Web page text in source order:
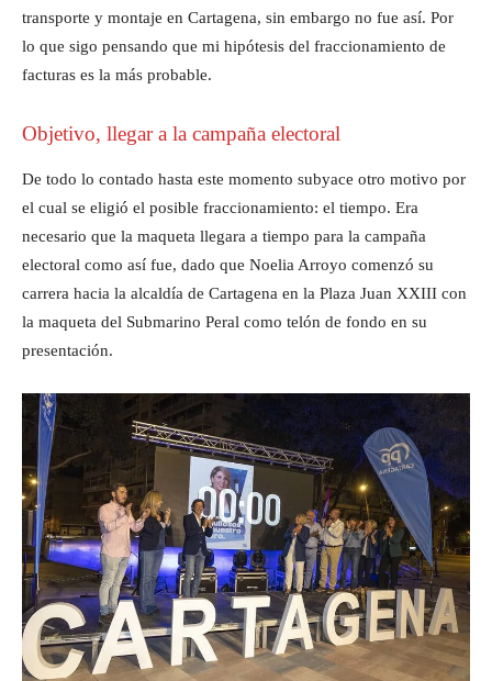
transporte y montaje en Cartagena, sin embargo no fue así. Por
lo que sigo pensando que mi hipótesis del fraccionamiento de
facturas es la más probable.
Objetivo, llegar a la campaña electoral
De todo lo contado hasta este momento subyace otro motivo por
el cual se eligió el posible fraccionamiento: el tiempo. Era
necesario que la maqueta llegara a tiempo para la campaña
electoral como así fue, dado que Noelia Arroyo comenzó su
carrera hacia la alcaldía de Cartagena en la Plaza Juan XXIII con
la maqueta del Submarino Peral como telón de fondo en su
presentación.